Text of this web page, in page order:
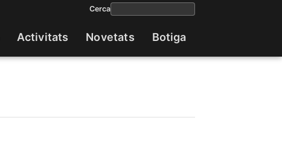
Cerca
Activitats Novetats Botiga